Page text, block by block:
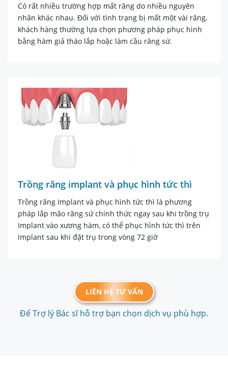
Có rất nhiều trường hợp mất răng do nhiều nguyên
nhân khác nhau. Đối với tình trạng bị mất một vài răng,
khách hàng thường lựa chọn phương pháp phục hình
bằng hàm giả tháo lắp hoặc làm cầu răng sứ.
Trồng răng implant và phục hình tức thì
Trồng răng Implant và phục hình tức thì là phương
pháp lắp mão răng sứ chính thức ngay sau khi trồng trụ
Implant vào xương hàm, có thể phục hình tức thì trên
Implant sau khi đặt trụ trong vòng 72 giờ
LIÊN HỆ TƯ VẤN
Để Trợ lý Bác sĩ hỗ trợ bạn chọn dịch vụ phù hợp.